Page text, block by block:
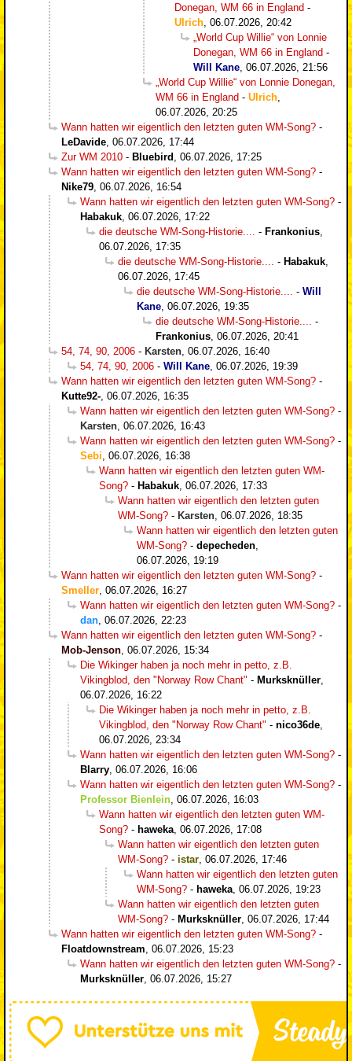
Donegan, WM 66 in England -
Ulrich 06.07.2026, 20:42
„World Cup Willie“ von Lonnie
Donegan, WM 66 in England -
Will Kane 06.07.2026, 21:56
„World Cup Willie“ von Lonnie Donegan,
WM 66 in England - Ulrich
06.07.2026, 20:25
Wann hatten wir eigentlich den letzten guten WM-Song? -
LeDavide 06.07.2026, 17:44
Zur WM 2010 - Bluebird 06.07.2026, 17:25
Wann hatten wir eigentlich den letzten guten WM-Song? -
Nike79 06.07.2026, 16:54
Wann hatten wir eigentlich den letzten guten WM-Song? -
Habakuk 06.07.2026, 17:22
die deutsche WM-Song-Historie....
- Frankonius
06.07.2026, 17:35
die deutsche WM-Song-Historie....
- Habakuk
06.07.2026, 17:45
die deutsche WM-Song-Historie....
- Will
Kane 06.07.2026, 19:35
die deutsche WM-Song-Historie....
-
Frankonius 06.07.2026, 20:41
54, 74, 90, 2006 - Karsten 06.07.2026, 16:40
54, 74, 90, 2006 - Will Kane 06.07.2026, 19:39
Wann hatten wir eigentlich den letzten guten WM-Song? -
Kutte92- 06.07.2026, 16:35
Wann hatten wir eigentlich den letzten guten WM-Song? -
Karsten 06.07.2026, 16:43
Wann hatten wir eigentlich den letzten guten WM-Song? -
Sebi 06.07.2026, 16:38
Wann hatten wir eigentlich den letzten guten WM-
Song? - Habakuk 06.07.2026, 17:33
Wann hatten wir eigentlich den letzten guten
WM-Song? - Karsten 06.07.2026, 18:35
Wann hatten wir eigentlich den letzten guten
WM-Song? - depecheden
06.07.2026, 19:19
Wann hatten wir eigentlich den letzten guten WM-Song? -
Smeller 06.07.2026, 16:27
Wann hatten wir eigentlich den letzten guten WM-Song? -
dan 06.07.2026, 22:23
Wann hatten wir eigentlich den letzten guten WM-Song? -
Mob-Jenson 06.07.2026, 15:34
Die Wikinger haben ja noch mehr in petto, z.B.
Vikingblod, den "Norway Row Chant" - Murksknüller
06.07.2026, 16:22
Die Wikinger haben ja noch mehr in petto, z.B.
Vikingblod, den "Norway Row Chant" - nico36de
06.07.2026, 23:34
Wann hatten wir eigentlich den letzten guten WM-Song? -
Blarry 06.07.2026, 16:06
Wann hatten wir eigentlich den letzten guten WM-Song? -
Professor Bienlein 06.07.2026, 16:03
Wann hatten wir eigentlich den letzten guten WM-
Song? - haweka 06.07.2026, 17:08
Wann hatten wir eigentlich den letzten guten
WM-Song? - istar 06.07.2026, 17:46
Wann hatten wir eigentlich den letzten guten
WM-Song? - haweka 06.07.2026, 19:23
Wann hatten wir eigentlich den letzten guten
WM-Song? - Murksknüller 06.07.2026, 17:44
Wann hatten wir eigentlich den letzten guten WM-Song? -
Floatdownstream 06.07.2026, 15:23
Wann hatten wir eigentlich den letzten guten WM-Song? -
Murksknüller 06.07.2026, 15:27